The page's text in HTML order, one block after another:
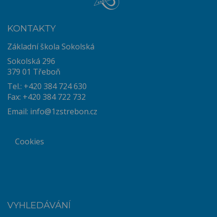
KONTAKTY
Základní škola Sokolská
Sokolská 296
379 01 Třeboň
Tel.: +420 384 724 630
Fax: +420 384 722 732
Email: info@1zstrebon.cz
Cookies
VYHLEDÁVÁNÍ